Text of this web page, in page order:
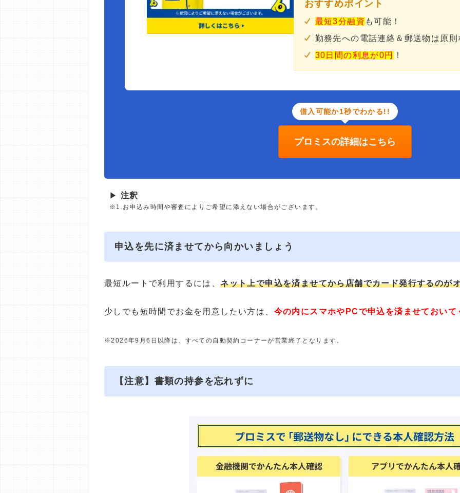
おすすめポイント
最短3分融資 も可能！
勤務先への電話連絡＆郵送物は原則
30日間の利息が0円
！
借入可能か1秒でわかる!!
プロミスの詳細はこちら
▶ 注釈
※1.お申込み時間や審査によりご希望に添えない場合がございます。
申込を先に済ませてから向かいましょう
最短ルートで利用するには、ネット上で申込を済ませてから店舗でカード発行するのが
少しでも短時間でお金を用意したい方は、 今の内にスマホやPCで申込を済ませておいて
※2026年9月6日以降は、すべての自動契約コーナーが営業終了となります。
【注意】書類の持参を忘れずに